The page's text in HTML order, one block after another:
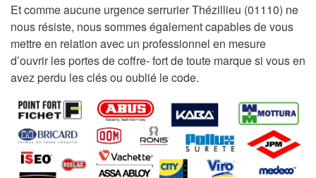
Et comme aucune urgence serrurier Thézillieu (01110) ne
nous résiste, nous sommes également capables de vous
mettre en relation avec un professionnel en mesure
d’ouvrir les portes de coffre- fort de toute marque si vous en
avez perdu les clés ou oublié le code.